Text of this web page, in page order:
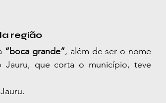
região
“boca grande”, além de ser o nome
que corta o município, teve